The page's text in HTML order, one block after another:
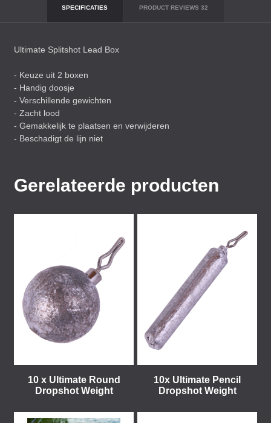
SPECIFICATIES PRODUCT REVIEWS 32
Ultimate Splitshot Lead Box
- Keuze uit 2 boxen
- Handig doosje
- Verschillende gewichten
- Zacht lood
- Gemakkelijk te plaatsen en verwijderen
- Beschadigt de lijn niet
Gerelateerde producten
10 x Ultimate Round
Dropshot Weight
10x Ultimate Pencil
Dropshot Weight